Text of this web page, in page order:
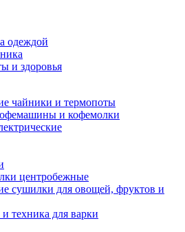
одеждой
и здоровья
чайники и термопоты
и кофемолки
центробежные
сушилки для овощей, фруктов и
техника для варки